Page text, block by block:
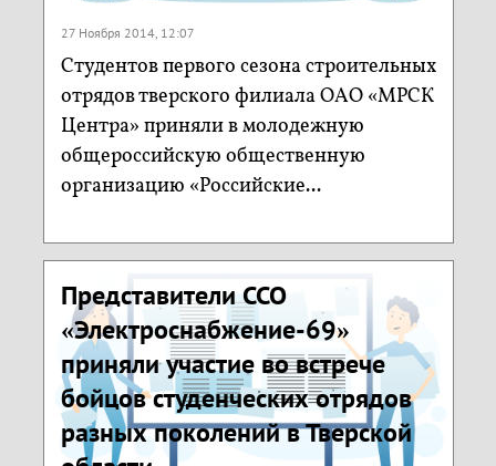
27 Ноября 2014, 12:07
Cтудентов первого сезона строительных
отрядов тверского филиала ОАО «МРСК
Центра» приняли в молодежную
общероссийскую общественную
организацию «Российские...
Представители ССО
«Электроснабжение-69»
приняли участие во встрече
бойцов студенческих отрядов
разных поколений в Тверской